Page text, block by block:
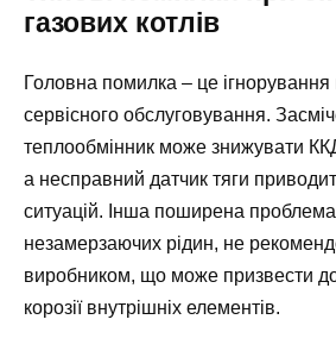
газових котлів
Головна помилка – це ігнорування
сервісного обслуговування.
теплообмінник може знижувати
а несправний датчик тяги
ситуацій. Інша поширена
незамерзаючих рідин, не
виробником, що може призвести до
корозії внутрішніх елементів.